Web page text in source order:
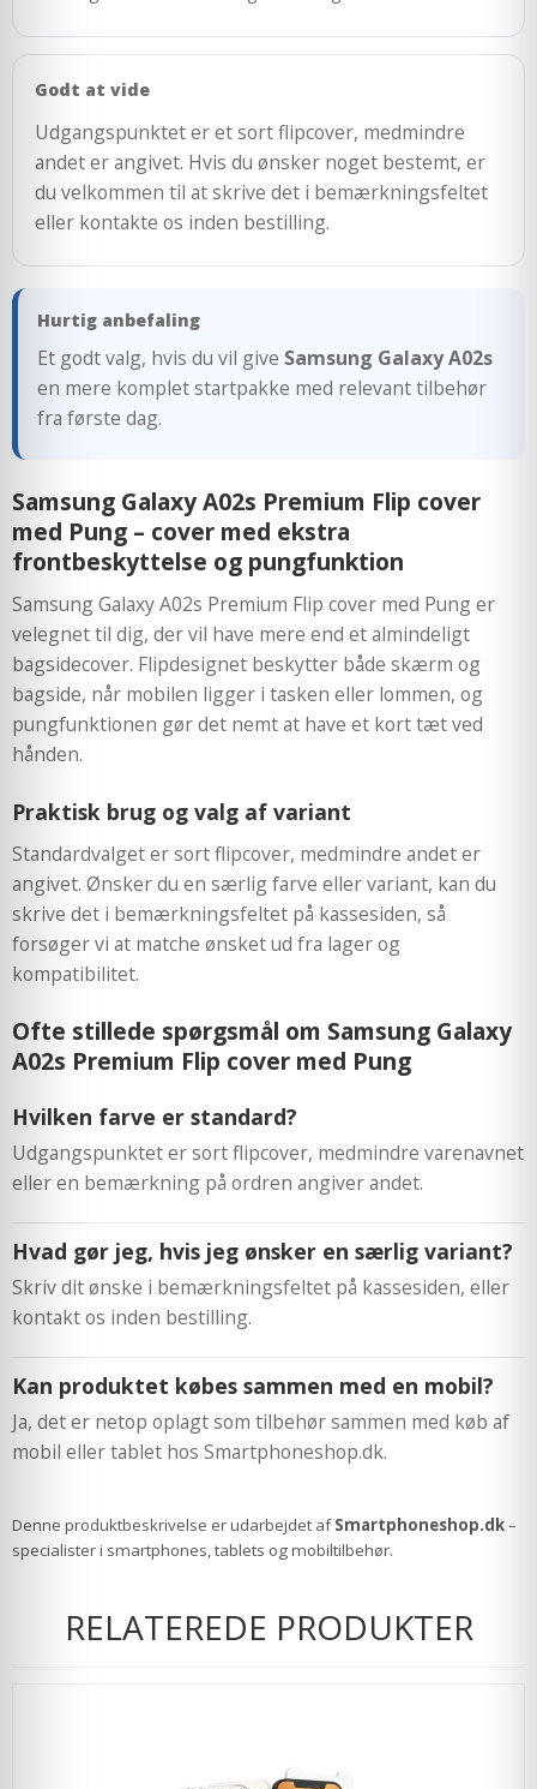
Godt at vide
Udgangspunktet er et sort flipcover, medmindre
andet er angivet. Hvis du ønsker noget bestemt, er
du velkommen til at skrive det i bemærkningsfeltet
eller kontakte os inden bestilling.
Hurtig anbefaling
Et godt valg, hvis du vil give Samsung Galaxy A02s
en mere komplet startpakke med relevant tilbehør
fra første dag.
Samsung Galaxy A02s Premium Flip cover
med Pung – cover med ekstra
frontbeskyttelse og pungfunktion
Samsung Galaxy A02s Premium Flip cover med Pung er
velegnet til dig, der vil have mere end et almindeligt
bagsidecover. Flipdesignet beskytter både skærm og
bagside, når mobilen ligger i tasken eller lommen, og
pungfunktionen gør det nemt at have et kort tæt ved
hånden.
Praktisk brug og valg af variant
Standardvalget er sort flipcover, medmindre andet er
angivet. Ønsker du en særlig farve eller variant, kan du
skrive det i bemærkningsfeltet på kassesiden, så
forsøger vi at matche ønsket ud fra lager og
kompatibilitet.
Ofte stillede spørgsmål om Samsung Galaxy
A02s Premium Flip cover med Pung
Hvilken farve er standard?
Udgangspunktet er sort flipcover, medmindre varenavnet
eller en bemærkning på ordren angiver andet.
Hvad gør jeg, hvis jeg ønsker en særlig variant?
Skriv dit ønske i bemærkningsfeltet på kassesiden, eller
kontakt os inden bestilling.
Kan produktet købes sammen med en mobil?
Ja, det er netop oplagt som tilbehør sammen med køb af
mobil eller tablet hos Smartphoneshop.dk.
Denne produktbeskrivelse er udarbejdet afSmartphoneshop.dk–
specialister i smartphones, tablets og mobiltilbehør.
RELATEREDE PRODUKTER